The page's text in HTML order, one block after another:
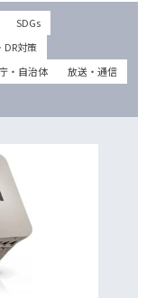
SDGs
DR対策
・自治体
放送・通信